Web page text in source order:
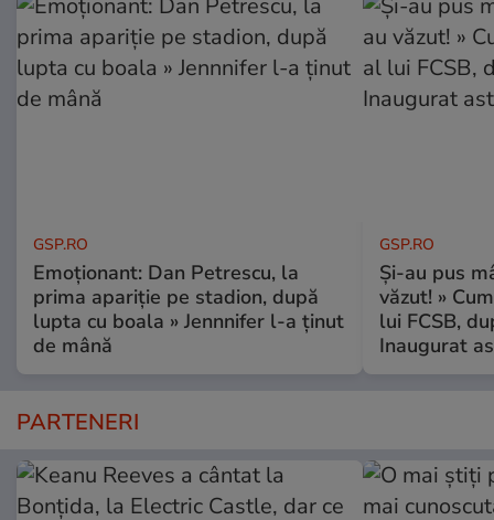
GSP.RO
Emoționant: Dan Petrescu, la
prima apariție pe stadion, după
lupta cu boala » Jennnifer l-a ținut
de mână
GSP.RO
Și-au pus
văzut! »
lui FCSB,
Inaugurat
PARTENERI